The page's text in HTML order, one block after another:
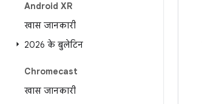
Android XR
खास जानकारी
2026 के बुलेटिन
Chromecast
खास जानकारी